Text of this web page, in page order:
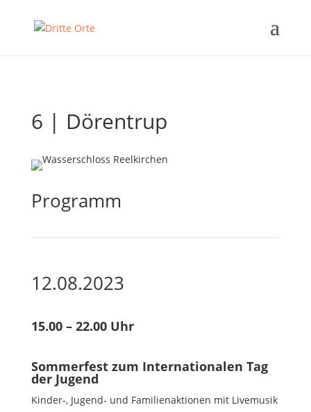
6 | Dörentrup
Programm
12.08.2023
15.00 – 22.00 Uhr
Sommerfest zum Internationalen Tag
der Jugend
Kinder-, Jugend- und Familienaktionen mit Livemusik